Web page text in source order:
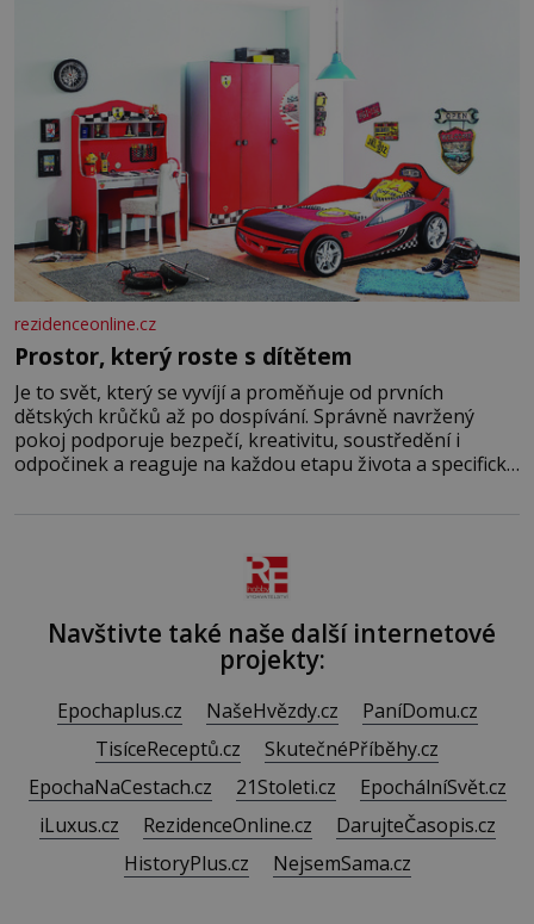
rezidenceonline.cz
Prostor, který roste s dítětem
Je to svět, který se vyvíjí a proměňuje od prvních
dětských krůčků až po dospívání. Správně navržený
pokoj podporuje bezpečí, kreativitu, soustředění i
odpočinek a reaguje na každou etapu života a specifické
Navštivte také naše další internetové
projekty:
Epochaplus.cz NašeHvězdy.cz
PaníDomu.cz
TisíceReceptů.cz
SkutečnéPříběhy.cz
EpochaNaCestach.cz
21Stoleti.cz
EpochálníSvět.cz
iLuxus.cz
RezidenceOnline.cz
DarujteČasopis.cz
HistoryPlus.cz
NejsemSama.cz